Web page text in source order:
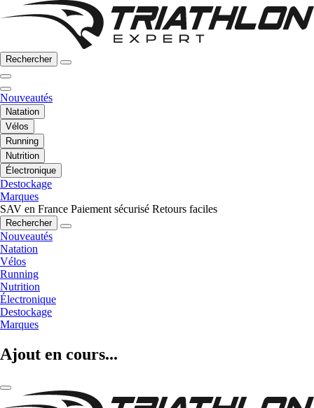
Rechercher
Nouveautés
Natation
Vélos
Running
Nutrition
Électronique
Destockage
Marques
SAV en France Paiement sécurisé Retours faciles
Rechercher
Nouveautés
Natation
Vélos
Running
Nutrition
Électronique
Destockage
Marques
Ajout en cours...